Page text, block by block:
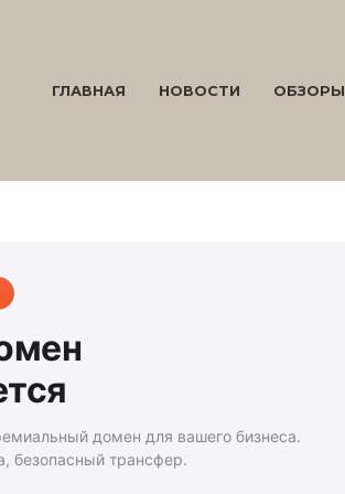
ГЛАВНАЯ НОВОСТИ ОБЗОРЫ
домен для вашего бизнеса.
безопасный трансфер.